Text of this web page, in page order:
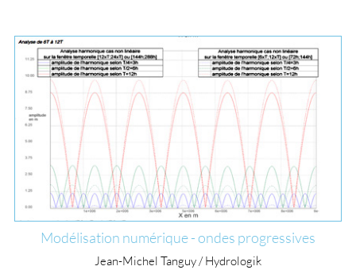
Modélisation numérique - ondes progressives
Jean-Michel Tanguy / Hydrologik